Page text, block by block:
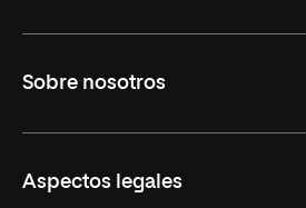
Másteres Oficiales
Doctorados
Sobre nosotros
Facultades
Aspectos legales